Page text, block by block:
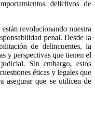
delictivos de
revolucionando nuestra
penal. Desde la
de delincuentes, la
y perspectivas que tienen el
Sin embargo, estos
éticas y legales que
asegurar que se utilicen de